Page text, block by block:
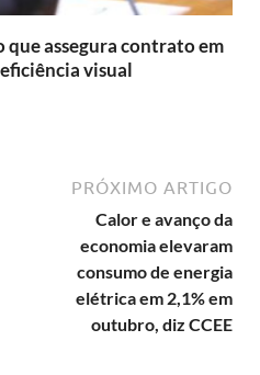
assegura contrato em
visual
PRÓXIMO ARTIGO
Calor e avanço da
economia elevaram
consumo de energia
elétrica em 2,1% em
outubro, diz CCEE